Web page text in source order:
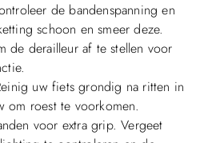
de bandenspanning en
schoon en smeer deze.
de derailleur af te stellen voor
uw fiets grondig na ritten in
om roest te voorkomen.
voor extra grip. Vergeet